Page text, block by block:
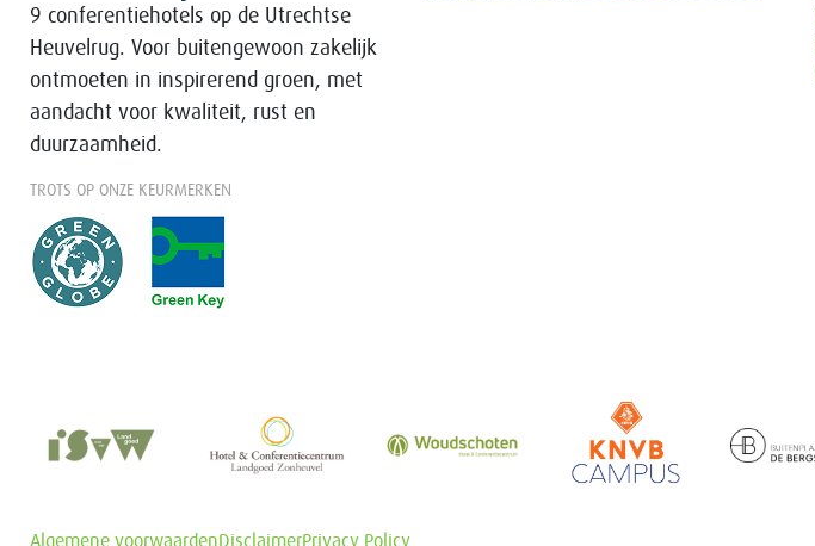
9 conferentiehotels op de Utrechtse
Heuvelrug. Voor buitengewoon zakelijk
ontmoeten in inspirerend groen, met
aandacht voor kwaliteit, rust en
duurzaamheid.
TROTS OP ONZE KEURMERKEN
Algemene voorwaardenDisclaimerPrivacy Policy